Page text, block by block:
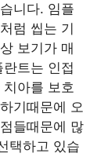
니다. 임플
럼 씹는 기
보기가 매
트는 인접
아를 보호
기때문에 오
들때문에 많
택하고 있습